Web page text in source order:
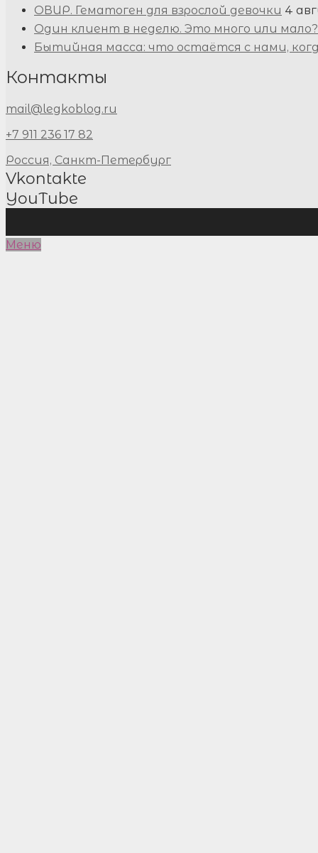
ОВИР. Гематоген для взрослой девочки 4
Один клиент в неделю. Это много или мало?
Бытийная масса: что остаётся с нами,
Контакты
mail@legkoblog.ru
+7 911 236 17 82
Россия, Санкт-Петербург
Vkontakte
YouTube
Меню